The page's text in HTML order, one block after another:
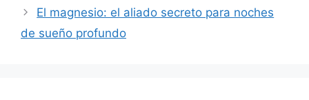
El magnesio: el aliado secreto para noches
de sueño profundo